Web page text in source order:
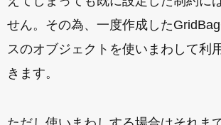
せん。その為、一度作成した
スのオブジェクトを使いまわして利
きます。